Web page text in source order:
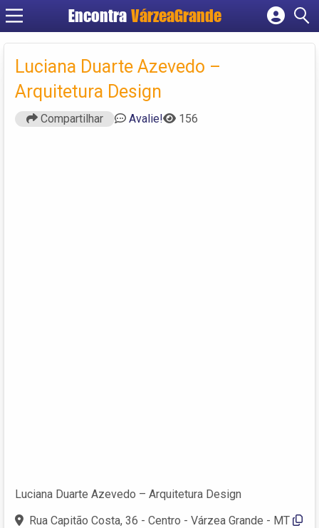
Encontra VárzeaGrande
Cadastrar empresa
Criar conta
Luciana Duarte Azevedo –
Arquitetura Design
Compartilhar Avalie! 156
Luciana Duarte Azevedo – Arquitetura Design
Rua Capitão Costa, 36 - Centro - Várzea Grande - MT